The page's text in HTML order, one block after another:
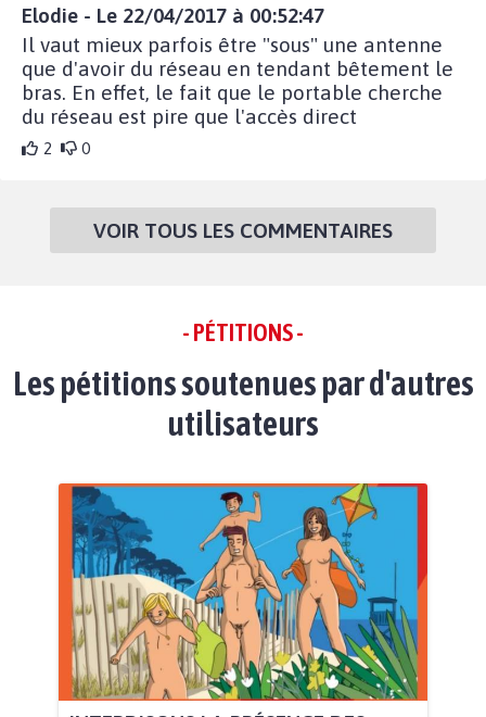
Elodie - Le 22/04/2017 à 00:52:47
Il vaut mieux parfois être "sous" une antenne
que d'avoir du réseau en tendant bêtement le
bras. En effet, le fait que le portable cherche
du réseau est pire que l'accès direct
2 0
VOIR TOUS LES COMMENTAIRES
- PÉTITIONS -
Les pétitions soutenues par d'autres
utilisateurs